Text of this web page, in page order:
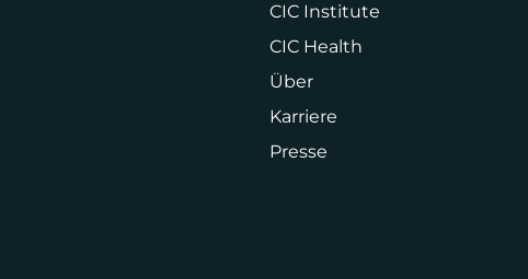
CIC Institute
CIC Health
Über
Karriere
Presse